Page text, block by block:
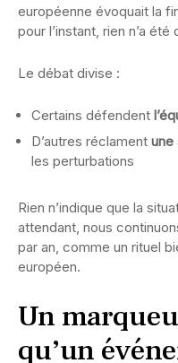
européenne évoquait la
pour l’instant, rien n’a été
Le débat divise :
Certains défendent
D’autres réclament une
les perturbations
Rien n’indique que la
attendant, nous
par an, comme un rituel
européen.
Un
qu’un